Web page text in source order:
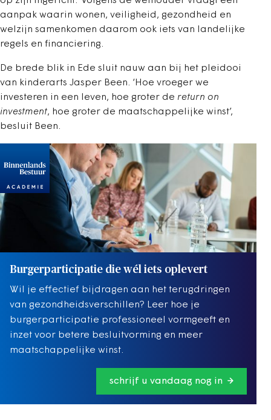
aanpak waarin wonen, veiligheid, gezondheid en
welzijn samenkomen daarom ook iets van landelijke
regels en financiering.
De brede blik in Ede sluit nauw aan bij het pleidooi
van kinderarts Jasper Been. ‘Hoe vroeger we
investeren in een leven, hoe groter de return on
investment, hoe groter de maatschappelijke winst’,
besluit Been.
Burgerparticipatie die wél iets oplevert
Wil je effectief bijdragen aan het terugdringen
van gezondheidsverschillen? Leer hoe je
burgerparticipatie professioneel vormgeeft en
inzet voor betere besluitvorming en meer
maatschappelijke winst.
schrijf u vandaag nog in